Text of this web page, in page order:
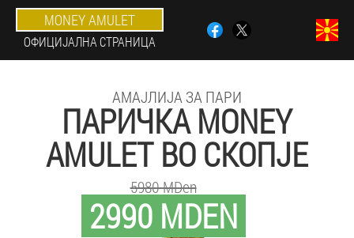
MONEY AMULET
ОФИЦИЈАЛНА СТРАНИЦА
АМАЈЛИЈА ЗА ПАРИ
ПАРИЧКА MONEY
AMULET ВО СКОПЈЕ
2990 MDEN
5980 MDen